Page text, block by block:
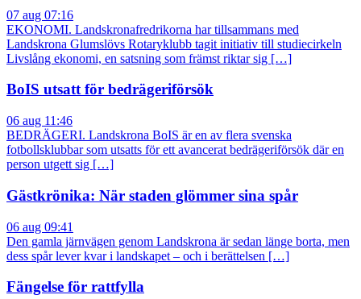
07 aug 07:16
EKONOMI. Landskronafredrikorna har tillsammans med
Landskrona Glumslövs Rotaryklubb tagit initiativ till studiecirkeln
Livslång ekonomi, en satsning som främst riktar sig […]
BoIS utsatt för bedrägeriförsök
06 aug 11:46
BEDRÄGERI. Landskrona BoIS är en av flera svenska
fotbollsklubbar som utsatts för ett avancerat bedrägeriförsök där en
person utgett sig […]
Gästkrönika: När staden glömmer sina spår
06 aug 09:41
Den gamla järnvägen genom Landskrona är sedan länge borta, men
dess spår lever kvar i landskapet – och i berättelsen […]
Fängelse för rattfylla